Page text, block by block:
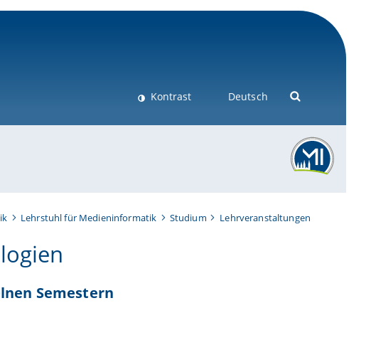
Kontrast Deutsch
Lehrstuhl für Medieninformatik Studium Lehrveranstaltungen
Semestern